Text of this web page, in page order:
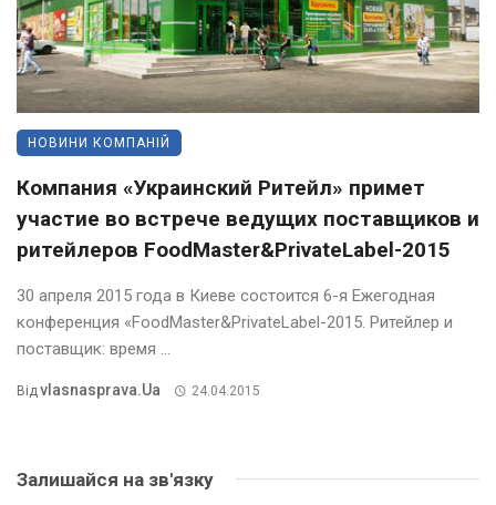
НОВИНИ КОМПАНІЙ
Компания «Украинский Ритейл» примет
участие во встрече ведущих поставщиков и
ритейлеров FoodMaster&PrivateLabel-2015
30 апреля 2015 года в Киеве состоится 6-я Ежегодная
конференция «FoodMaster&PrivateLabel-2015. Ритейлер и
поставщик: время ...
ВідVlasnasprava.ua 24.04.2015
Залишайся на зв'язку